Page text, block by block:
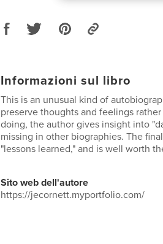
Informazioni sul libro
This is an unusual kind of
preserve thoughts and feelings
doing, the author gives insight into
missing in other biographies. The
"lessons learned," and is well worth
Sito web dell'autore
https://jecornett.myportfolio.com/